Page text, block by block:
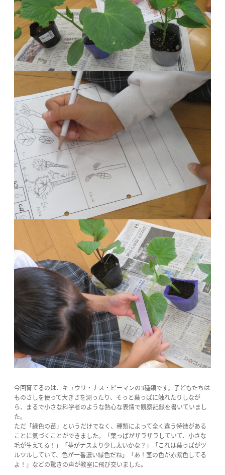
今回育てるのは、キュウリ・ナス・ピーマンの3種類です。子どもたちは
ものさしを使って大きさを測ったり、そっと葉っぱに触れたりしなが
ら、まるで小さな科学者のような熱心な表情で観察記録を書いていまし
た。
ただ「緑色の苗」というだけでなく、種類によって全く違う特徴がある
ことに気づくことができました。「葉っぱがザラザラしていて、小さな
毛が生えてる！」「茎がナスより少し太いかな？」「これは葉っぱがツ
ルツルしていて、色が一番濃い緑色だね」「あ！茎の色が赤紫色してる
よ！」などの驚きの声が教室に飛び交いました。